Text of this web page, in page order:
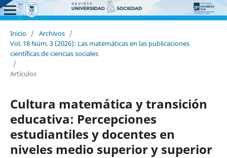
Inicio / Archivos /
Vol. 18 Núm. 3 (2026): Las matemáticas en las publicaciones
científicas de ciencias sociales
/
Artículos
Cultura matemática y transición
educativa: Percepciones
estudiantiles y docentes en
niveles medio superior y superior